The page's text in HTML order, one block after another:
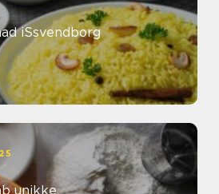
iSsvendborg
unikke